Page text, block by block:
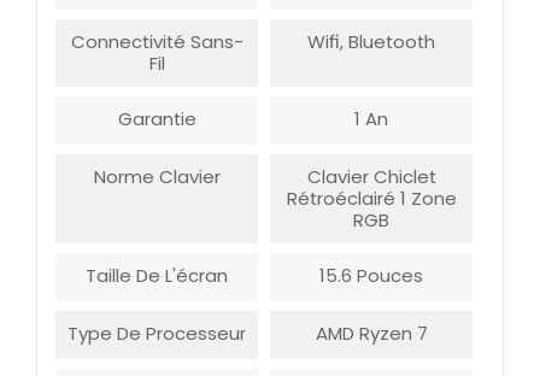
Connectivité Sans-
Fil
Wifi, Bluetooth
Garantie 1 An
Norme Clavier
Clavier Chiclet
Rétroéclairé 1 Zone
RGB
Taille De L'écran 15.6 Pouces
Type De Processeur AMD Ryzen 7